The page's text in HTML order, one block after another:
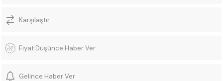
Karşılaştır
Fiyat Düşünce Haber Ver
Gelince Haber Ver